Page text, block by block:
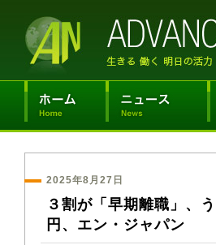
2025年8月27日
３割が「早期離職」、
円、エン・ジャパン